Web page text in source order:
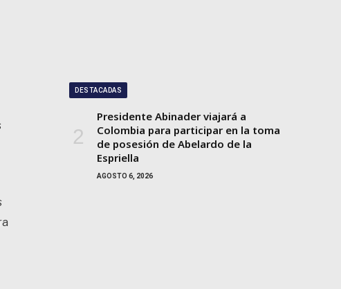
DESTACADAS
Presidente Abinader viajará a
Colombia para participar en la toma
de posesión de Abelardo de la
Espriella
AGOSTO 6, 2026